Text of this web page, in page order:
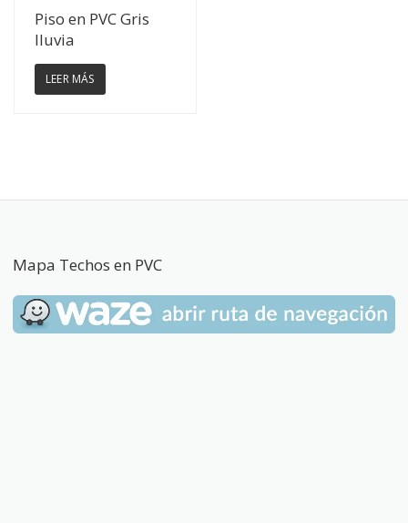
Ver Detalles
Piso en PVC Gris
lluvia
LEER MÁS
Mapa Techos en PVC